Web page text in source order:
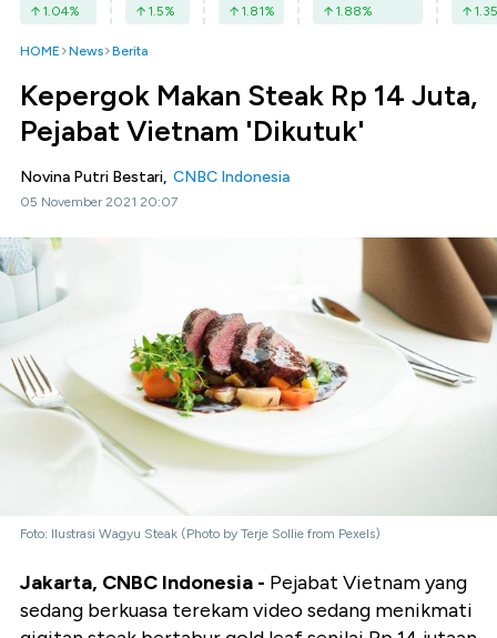
1.04% 1.5% 1.81% 1.88% 1.35
HOME News Berita
Kepergok Makan Steak Rp 14 Juta,
Pejabat Vietnam 'Dikutuk'
Novina Putri Bestari, CNBC Indonesia
05 November 2021 20:07
Foto: Ilustrasi Wagyu Steak (Photo by Terje Sollie from Pexels)
Jakarta, CNBC Indonesia - Pejabat Vietnam yang
sedang berkuasa terekam video sedang menikmati